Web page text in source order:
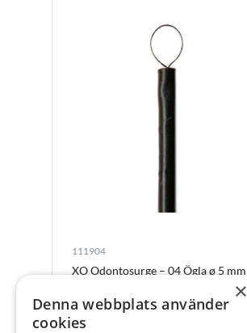
111904
XO Odontosurge – 04 Ögla ø 5 mm
×
Denna webbplats använder
cookies